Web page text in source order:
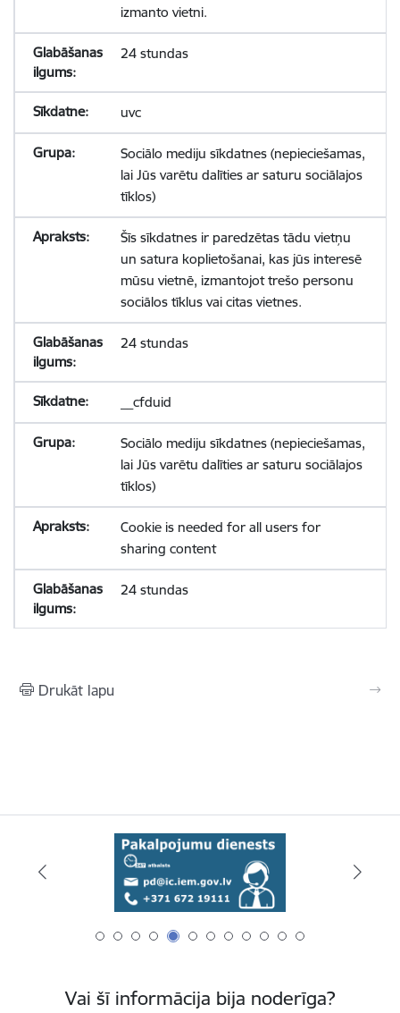
izmanto vietni.
24 stundas
uvc
Sociālo mediju sīkdatnes (nepieciešamas,
lai Jūs varētu dalīties ar saturu sociālajos
tīklos)
Šīs sīkdatnes ir paredzētas tādu vietņu
un satura koplietošanai, kas jūs interesē
mūsu vietnē, izmantojot trešo personu
sociālos tīklus vai citas vietnes.
24 stundas
__cfduid
Sociālo mediju sīkdatnes (nepieciešamas,
lai Jūs varētu dalīties ar saturu sociālajos
tīklos)
Cookie is needed for all users for
sharing content
24 stundas
Drukāt lapu
Vai šī informācija bija noderīga?